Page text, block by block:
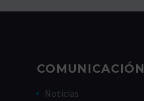
COMUNICACIÓN
Noticias